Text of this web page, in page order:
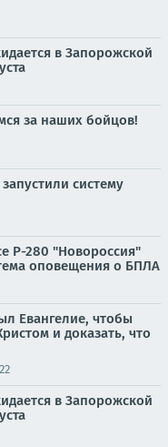
в Запорожской
за наших бойцов!
систему
Р-280 "Новороссия"
оповещения о БПЛА
Евангелие, чтобы
и доказать, что
в Запорожской